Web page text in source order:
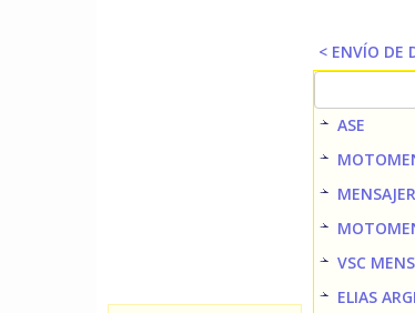
< ENVÍO DE
ASE
VSC
ELIAS